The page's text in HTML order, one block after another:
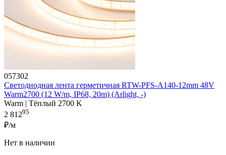
057302
Светодиодная лента герметичная RTW-PFS-A140-12mm 48V
Warm2700 (12 W/m, IP68, 20m) (Arlight, -)
Warm | Тёплый 2700 K
2 81295
₽/м
Нет в наличии